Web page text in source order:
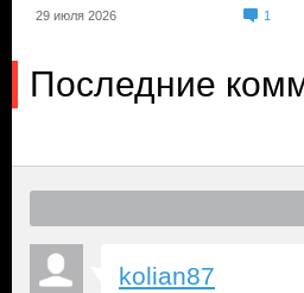
29 июля 2026 1
Последние
kolian87